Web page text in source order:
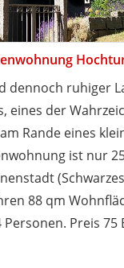
dennoch ruhiger
eines der
Rande eines
ist nur
88 qm
Personen. Preis 75